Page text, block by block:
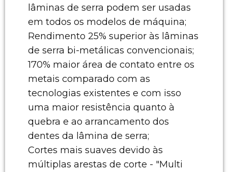
lâminas de serra podem ser usadas
em todos os modelos de máquina;
Rendimento 25% superior às lâminas
de serra bi-metálicas convencionais;
170% maior área de contato entre os
metais comparado com as
tecnologias existentes e com isso
uma maior resistência quanto à
quebra e ao arrancamento dos
dentes da lâmina de serra;
Cortes mais suaves devido às
múltiplas arestas de corte - "Multi